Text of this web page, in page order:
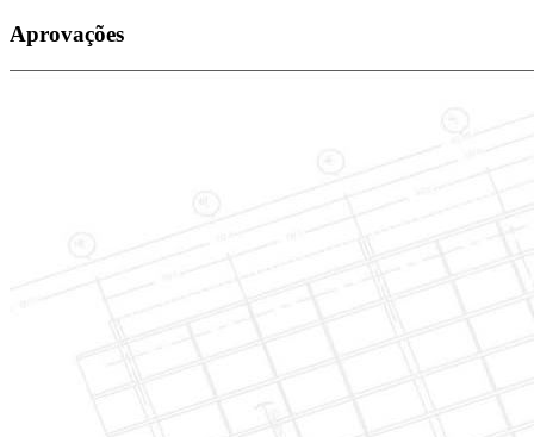
Aprovações